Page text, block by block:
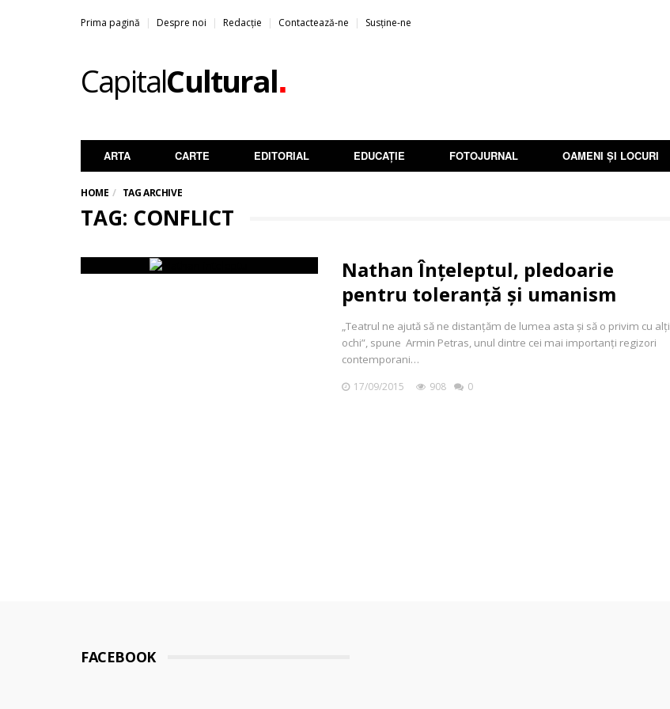
Prima pagină Despre noi Redacție Contactează-ne Susține-ne
CapitalCultural.
ARTA CARTE EDITORIAL EDUCAȚIE FOTOJURNAL OAMENI ȘI LOCURI
HOME TAG ARCHIVE
TAG: CONFLICT
Nathan Înțeleptul, pledoarie
pentru toleranță și umanism
„Teatrul ne ajută să ne distanțăm de lumea asta și să o privim cu alți
ochi”, spune Armin Petras, unul dintre cei mai importanți regizori
contemporani…
17/09/2015 908 0
FACEBOOK